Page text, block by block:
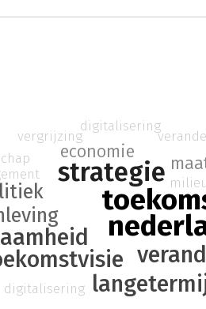
strategie
economie
digitalisering
milieu
vergrijzing
digitalisering